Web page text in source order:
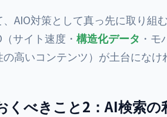
、AIO対策として真っ先に取り組
サイト速度・ 構造化データ ・
高いコンテンツ）が土台になけ
くべきこと2：AI検索の